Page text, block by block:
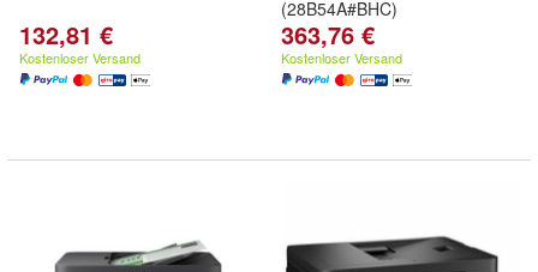
132,81 €
Kostenloser Versand
(28B54A#BHC)
363,76 €
Kostenloser Versand